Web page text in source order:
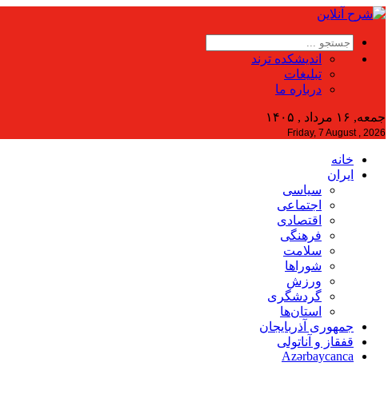
اندیشکده ترند
تبلیغات
درباره ما
جمعه, ۱۶ مرداد , ۱۴۰۵
Friday, 7 August , 2026
خانه
ایران
سیاسی
اجتماعی
اقتصادی
فرهنگی
سلامت
شوراها
ورزش
گردشگری
استان‌ها
جمهوری آذربایجان
قفقاز و آناتولی
Azərbaycanca